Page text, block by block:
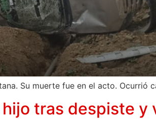
Su muerte fue en el acto. Ocurrió
tras despiste y